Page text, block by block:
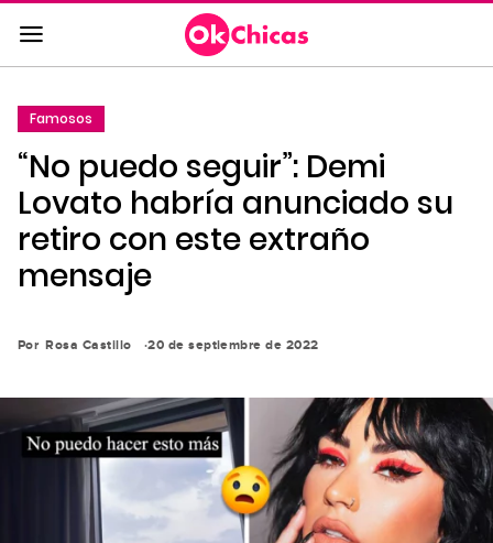
Saltar
al
contenido
la
navegación
principal
Famosos
“No puedo seguir”: Demi
Lovato habría anunciado su
retiro con este extraño
mensaje
Por Rosa Castillo 20 de septiembre de 2022